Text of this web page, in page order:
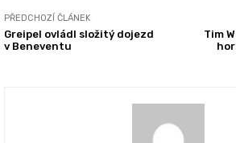
PŘEDCHOZÍ ČLÁNEK
Greipel ovládl složitý dojezd
v Beneventu
Tim